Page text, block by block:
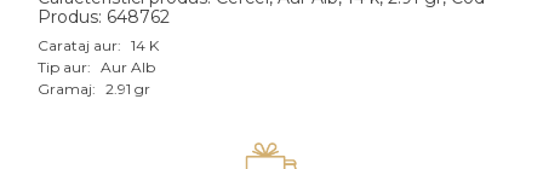
Aur roz
Aur mixt
Produs: 648762
Carataj aur: 14 K
Tip aur: Aur Alb
Gramaj: 2.91 gr